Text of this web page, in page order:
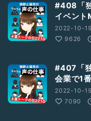
#408「
イベント
2022-10-
9626
#407「
会業で1
2022-10-
7090